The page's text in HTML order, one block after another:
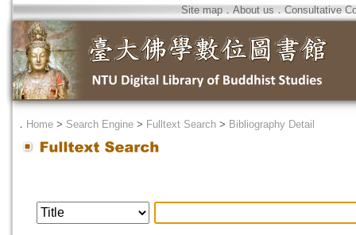
Site map．About us ． Consultative
． Home > Search Engine > Fulltext Search > Bibliography Detail